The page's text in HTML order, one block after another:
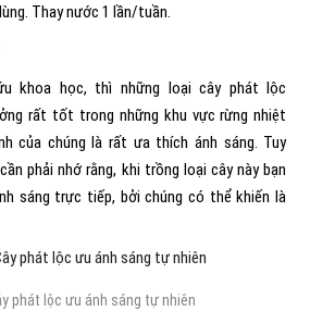
Thay nước 1 lần/tuần.
khoa học, thì những loại cây phát lộc
rất tốt trong những khu vực rừng nhiệt
của chúng là rất ưa thích ánh sáng. Tuy
phải nhớ rằng, khi trồng loại cây này bạn
sáng trực tiếp, bởi chúng có thể khiến là
phát lộc ưu ánh sáng tự nhiên